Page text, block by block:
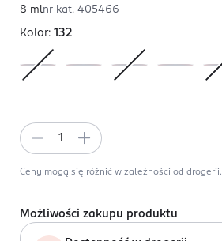
8 mlnr kat. 405466
Kolor: 132
Ceny mogą się różnić w zależności od drogerii.
Możliwości zakupu produktu